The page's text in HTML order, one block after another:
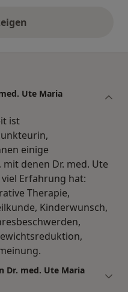
Stellungnahmen
Ute Maria
ist
einige
denen Dr. med. Ute
Erfahrung hat:
Therapie,
Kinderwunsch,
Dr. med. Ute Maria